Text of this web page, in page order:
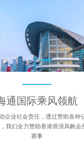
通国际乘风领航
企业社会责任，透过赞助各种
我们全力赞助香港滑浪风帆会
赛事